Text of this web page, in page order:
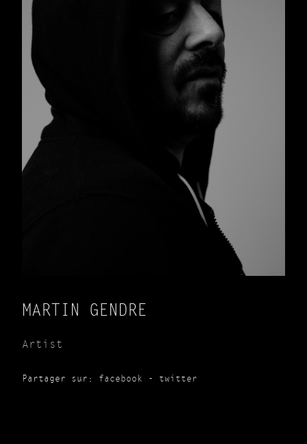
MARTIN GENDRE
Artist
Partager sur: facebook - twitter